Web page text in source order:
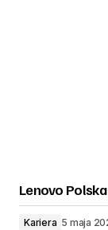
Lenovo
Kariera 5 maja